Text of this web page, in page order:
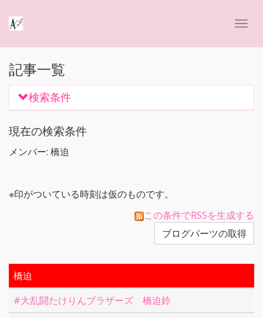
記事一覧
検索条件
現在の検索条件
メンバー: 橋迫
※印がついている時刻は仮のものです。
この条件でRSSを生成する
ブログパーツの取得
橋迫
#大乱闘たけりんブラザーズ 橋迫鈴